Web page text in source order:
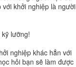
khởi nghiệp là người
lưỡng!
nghiệp khác hẳn với
hỏi bạn sẽ làm được